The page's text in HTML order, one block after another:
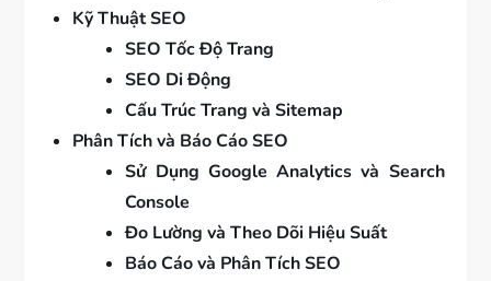
Kỹ Thuật SEO
SEO Tốc Độ Trang
SEO Di Động
Cấu Trúc Trang và Sitemap
Phân Tích và Báo Cáo SEO
Sử Dụng Google Analytics và Search
Console
Đo Lường và Theo Dõi Hiệu Suất
Báo Cáo và Phân Tích SEO